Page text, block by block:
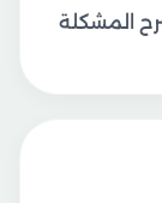
المشكلة